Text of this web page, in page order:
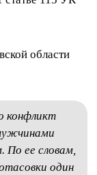
области
конфликт
По ее словам,
один